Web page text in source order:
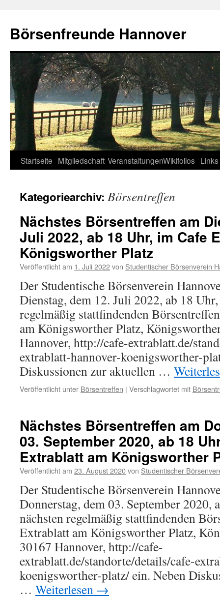
springen
Börsenfreunde Hannover
Startseite Mitgliedschaft VeranstaltungenWikifolios Links
Kategoriearchiv: Börsentreffen
Nächstes Börsentreffen am
Juli 2022, ab 18 Uhr, im Cafe
Königsworther Platz
Veröffentlicht am 1. Juli 2022von Studentischer Börsenverein
Der Studentische Börsenverein
Dienstag, dem 12. Juli 2022, ab 18
regelmäßig stattfindenden
am Königsworther Platz,
Hannover, http://cafe-extrablatt.de/
extrablatt-hannover-koenigsworther-
Diskussionen zur aktuellen …
Veröffentlicht unter Börsentreffen | Verschlagwortet mit
Nächstes Börsentreffen am
03. September 2020, ab 18
Extrablatt am Königsworther
Veröffentlicht am 23. August 2020von Studentischer
Der Studentische Börsenverein
Donnerstag, dem 03. September 2020,
nächsten regelmäßig stattfindenden
Extrablatt am Königsworther Platz,
30167 Hannover, http://cafe-
extrablatt.de/standorte/details/cafe-
koenigsworther-platz/ ein. Neben
… Weiterlesen →